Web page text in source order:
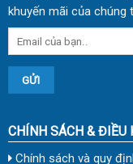
khuyến mãi của chúng
CHÍNH SÁCH & ĐIỀU
Chính sách và quy